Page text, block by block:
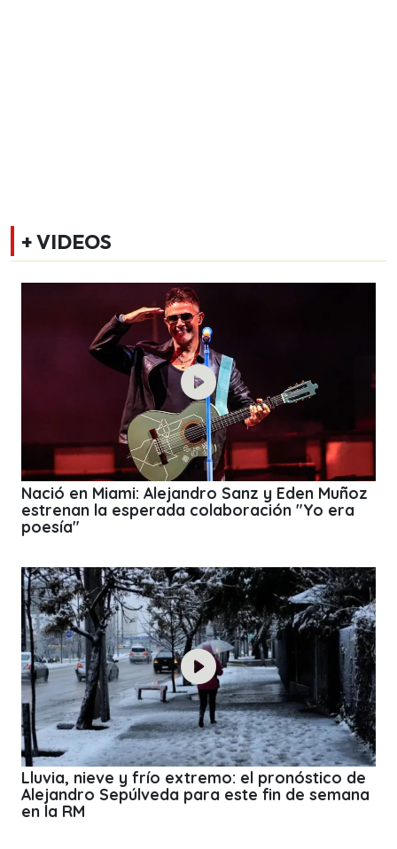
+ VIDEOS
Nació en Miami: Alejandro Sanz y Eden Muñoz
estrenan la esperada colaboración "Yo era
poesía"
Lluvia, nieve y frío extremo: el pronóstico de
Alejandro Sepúlveda para este fin de semana
en la RM